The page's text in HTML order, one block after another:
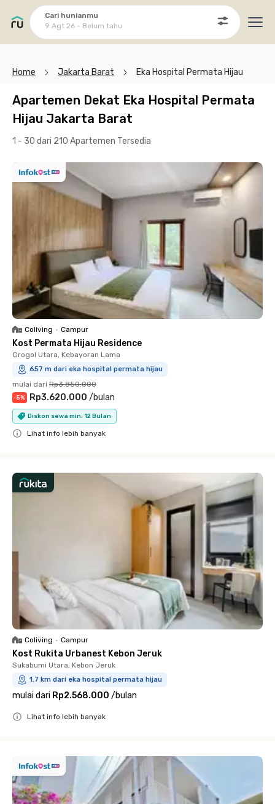
Cari hunianmu
9 Agt 26 - Belum tahu
Home Jakarta Barat Eka Hospital Permata Hijau
Apartemen Dekat Eka Hospital Permata
Hijau Jakarta Barat
1 - 30 dari 210 Apartemen Tersedia
Coliving • Campur
Kost Permata Hijau Residence
Grogol Utara, Kebayoran Lama
657 m dari eka hospital permata hijau
mulai dari Rp3.850.000
-5% Rp3.620.000 /bulan
Diskon sewa min. 12 Bulan
Lihat info lebih banyak
Coliving • Campur
Kost Rukita Urbanest Kebon Jeruk
Sukabumi Utara, Kebon Jeruk
1.7 km dari eka hospital permata hijau
mulai dari Rp2.568.000 /bulan
Lihat info lebih banyak